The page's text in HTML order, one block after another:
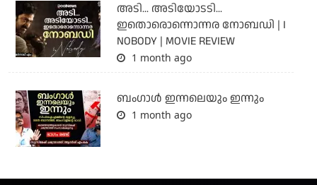
അടി... അടിയോടടി...
ഇതൊരൊന്നൊന്നര നോബഡി | I
NOBODY | MOVIE REVIEW
1 month ago
ബംഗാള്‍ ഇന്നലെയും ഇന്നും
1 month ago